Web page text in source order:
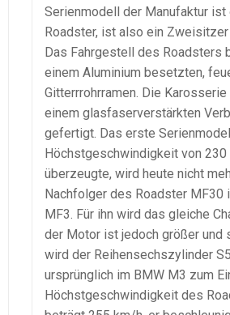
Serienmodell der Manufaktur
Roadster, ist also ein Zweisitzer
Das Fahrgestell des Roadsters
einem Aluminium besetzten,
Gitterrrohrramen. Die
einem glasfaserverstärkten
gefertigt. Das erste
Höchstgeschwindigkeit von 230
überzeugte, wird heute nicht
Nachfolger des Roadster MF30
MF3. Für ihn wird das gleiche
der Motor ist jedoch größer und
wird der Reihensechszylinder
ursprünglich im BMW M3 zum
Höchstgeschwindigkeit des